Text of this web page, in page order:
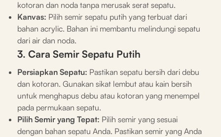
kotoran dan noda tanpa merusak serat sepatu.
Kanvas: Pilih semir sepatu putih yang terbuat dari
bahan acrylic. Bahan ini membantu melindungi sepatu
dari air dan noda.
3. Cara Semir Sepatu Putih
Persiapkan Sepatu: Pastikan sepatu bersih dari debu
dan kotoran. Gunakan sikat lembut atau kain bersih
untuk menghapus debu atau kotoran yang menempel
pada permukaan sepatu.
Pilih Semir yang Tepat: Pilih semir yang sesuai
dengan bahan sepatu Anda. Pastikan semir yang Anda